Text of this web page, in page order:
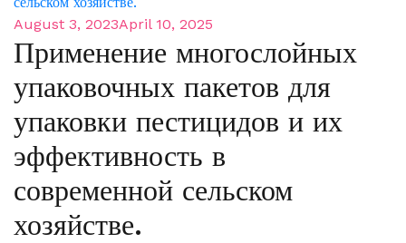
August 3, 2023April 10, 2025
Применение многослойных
упаковочных пакетов для
упаковки пестицидов и их
эффективность в
современной сельском
хозяйстве.